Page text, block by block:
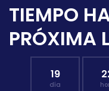
TIEMPO
PRÓXIMA
19
día